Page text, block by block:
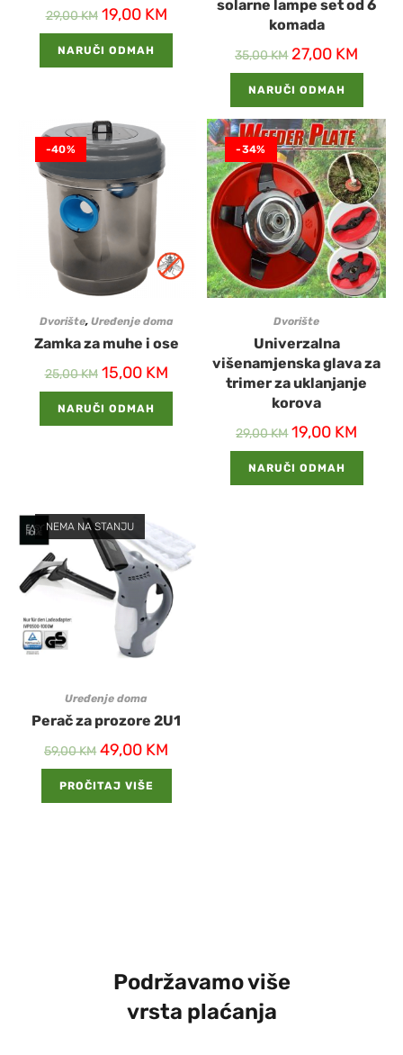
29,00KM 19,00 KM
NARUČI ODMAH
solarne lampe set od 6
komada
35,00KM 27,00 KM
NARUČI ODMAH
-40%
Dvorište, Uređenje doma
Zamka za muhe i ose
25,00KM 15,00 KM
NARUČI ODMAH
-34%
Dvorište
Univerzalna
višenamjenska glava za
trimer za uklanjanje
korova
29,00KM 19,00 KM
NARUČI ODMAH
NEMA NA STANJU
Uređenje doma
Perač za prozore 2U1
59,00KM 49,00 KM
PROČITAJ VIŠE
Podržavamo više
vrsta plaćanja